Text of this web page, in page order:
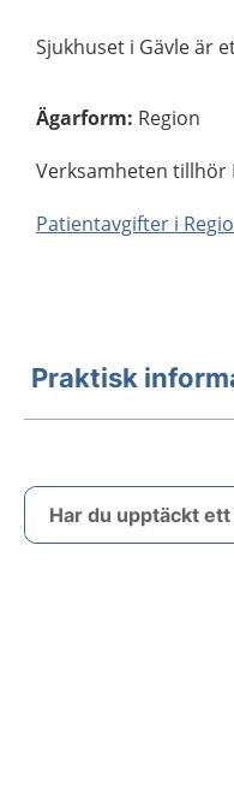
Sjukhuset i Gävle är
Ägarform: Region
Verksamheten tillhör
Patientavgifter i
Praktisk
Har du upptäckt